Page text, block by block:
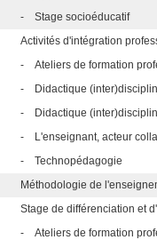
-
Stage socioéducatif
Activités d'intégration
-
Ateliers de formation
-
Didactique
-
Didactique
-
L'enseignant, acteur
-
Technopédagogie
Méthodologie de
Stage de différenciation et
-
Ateliers de formation